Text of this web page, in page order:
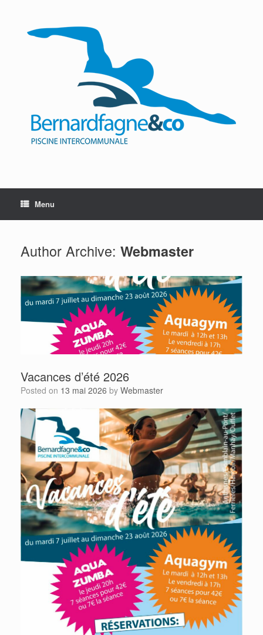
Menu
Author Archive: Webmaster
Vacances d’été 2026
Posted on 13 mai 2026 by Webmaster